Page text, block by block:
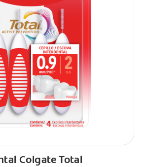
Colgate Total